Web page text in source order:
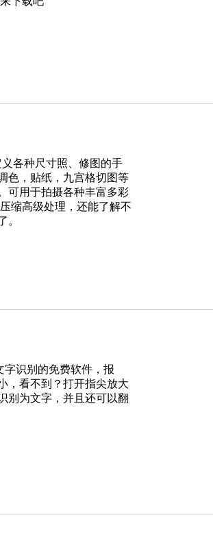
各种尺寸照、修图的手
色，贴纸，九宫格切图等
可用于拍摄各种丰富多彩
缩高级处理，还能了解不
。
字识别的免费软件，报
，看不到？打开指尖放大
别为文字，并且还可以翻